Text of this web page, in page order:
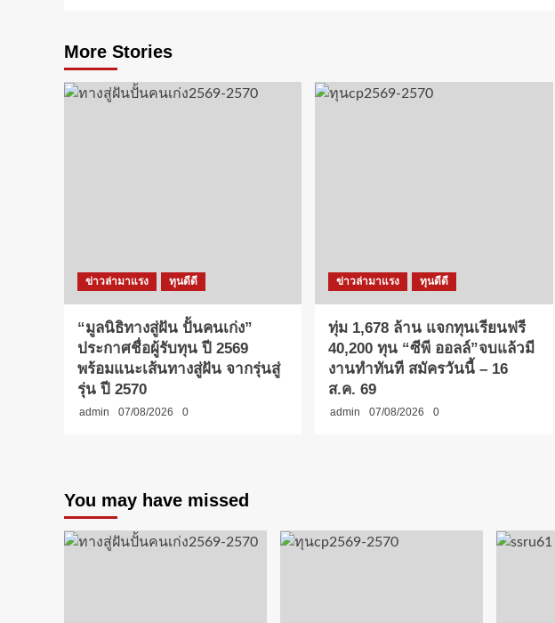
More Stories
ข่าวล่ามาแรง ทุนดีดี
“มูลนิธิทางสู่ฝัน ปั้นคนเก่ง”
ประกาศชื่อผู้รับทุน ปี 2569
พร้อมแนะเส้นทางสู่ฝัน จากรุ่นสู่
รุ่น ปี 2570
admin 07/08/2026 0
ข่าวล่ามาแรง ทุนดีดี
ทุ่ม 1,678 ล้าน แจกทุนเรียนฟรี
40,200 ทุน “ซีพี ออลล์”จบแล้วมี
งานทำทันที สมัครวันนี้ – 16
ส.ค. 69
admin 07/08/2026 0
You may have missed